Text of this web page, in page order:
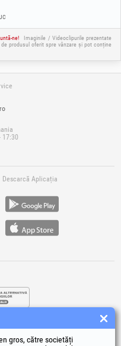
ne!
Imaginile / Videoclipurile prezentate
produsul oferit spre vânzare și pot conține
17:30
Descarcă Aplicația
gros, către societăți